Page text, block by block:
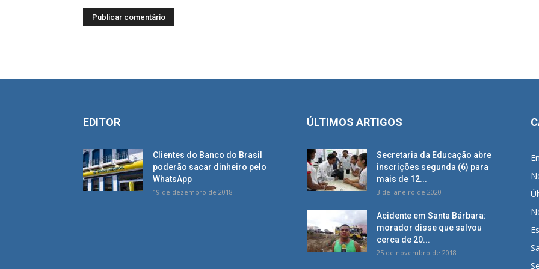
EDITOR
Clientes do Banco do Brasil
poderão sacar dinheiro pelo
WhatsApp
19 de dezembro de 2018
ÚLTIMOS ARTIGOS
Secretaria da Educação abre
inscrições segunda (6) para
mais de 12...
3 de janeiro de 2020
Acidente em Santa Bárbara:
morador disse que salvou
cerca de 20...
25 de novembro de 2018